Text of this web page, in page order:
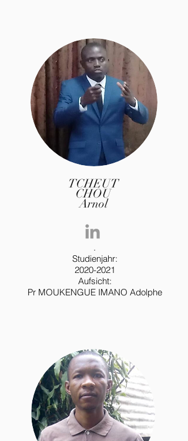
TCHEUT
CHOU
Arnol
.
Studienjahr:
2020-2021
Aufsicht:
Pr MOUKENGUE IMANO Adolphe